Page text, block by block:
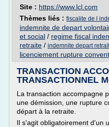
Site : https://www.lcl.com
Thèmes liés : fiscalite de l
indemnite de depart
et social / regime fiscal
retraite / indemnite depart
licenciement rupture
TRANSACTION
TRANSACTIONNEL
La transaction accompagne
une démission, une rupture
départ à la retraite.
Il s'agit obligatoirement d'un